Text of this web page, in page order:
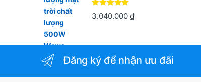
Được xếp
hạng55
3.040.000 ₫
Đăng ký để nhận ưu đãi